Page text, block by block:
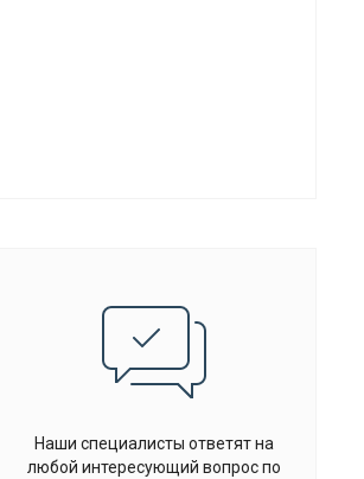
Наши специалисты ответят на
любой интересующий вопрос по